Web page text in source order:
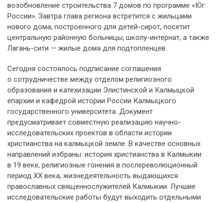
возобновление строительства 7 домов по программе «Юг
России». Завтра глава региона встретится с жильцами
нового дома, построенного для детей-сирот, посетит
центральную районную больницы, школу-интернат, а также
Лагань-сити — жилые дома для подтопленцев.
Сегодня состоялось подписание соглашения
о сотрудничестве между отделом религиозного
образования и катехизации Элистинской и Калмыцкой
епархии и кафедрой истории России Калмыцкого
государственного университета. Документ
предусматривает совместную реализацию научно-
исследовательских проектов в области истории
христианства на калмыцкой земле. В качестве основных
направлений избраны: история христианства в Калмыкии
в 19 веке, религиозные гонения в послереволюционный
период XX века, жизнедеятельность выдающихся
православных священнослужителей Калмыкии. Лучшие
исследовательские работы будут выходить отдельными